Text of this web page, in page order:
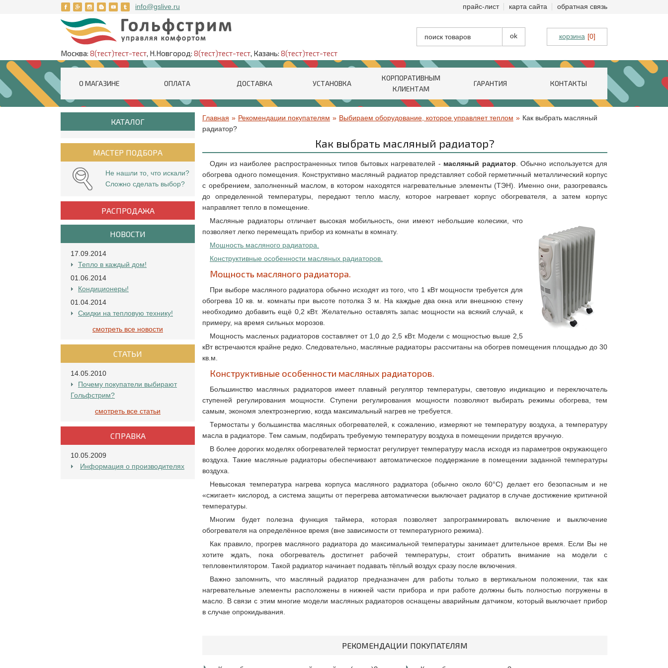
info@gslive.ru прайс-лист карта сайта обратная связь
Москва: 8(тест)тест-тест, Н.Новгород: 8(тест)тест-тест, Казань: 8(тест)тест-тест
корзина [0]
О МАГАЗИНЕ ОПЛАТА ДОСТАВКА УСТАНОВКА
КОРПОРАТИВНЫМ
КЛИЕНТАМ
ГАРАНТИЯ КОНТАКТЫ
КАТАЛОГ
МАСТЕР ПОДБОРА
Не нашли то, что искали?
Сложно сделать выбор?
РАСПРОДАЖА
НОВОСТИ
17.09.2014
Тепло в каждый дом!
01.06.2014
Кондиционеры!
01.04.2014
Скидки на тепловую технику!
смотреть все новости
СТАТЬИ
14.05.2010
Почему покупатели выбирают
Гольфстрим?
смотреть все статьи
СПРАВКА
10.05.2009
Информация о производителях
Главная » Рекомендации покупателям » Выбираем оборудование, которое управляет теплом » Как выбрать масляный
радиатор?
Как выбрать масляный радиатор?
Один из наиболее распространенных типов бытовых нагревателей - масляный радиатор . Обычно используется для
обогрева одного помещения. Конструктивно масляный радиатор представляет собой герметичный металлический корпус
с оребрением, заполненный маслом, в котором находятся нагревательные элементы (ТЭН). Именно они, разогреваясь
до определенной температуры, передают тепло маслу, которое нагревает корпус обогревателя, а затем корпус
направляет тепло в помещение.
Масляные радиаторы отличает высокая мобильность, они имеют небольшие колесики, что
позволяет легко перемещать прибор из комнаты в комнату.
Мощность масляного радиатора.
Конструктивные особенности масляных радиаторов.
Мощность масляного радиатора.
При выборе масляного радиатора обычно исходят из того, что 1 кВт мощности требуется для
обогрева 10 кв. м. комнаты при высоте потолка 3 м. На каждые два окна или внешнюю стену
необходимо добавить ещё 0,2 кВт. Желательно оставлять запас мощности на всякий случай, к
примеру, на время сильных морозов.
Мощность масленых радиаторов составляет от 1,0 до 2,5 кВт. Модели с мощностью выше 2,5
кВт встречаются крайне редко. Следовательно, масляные радиаторы рассчитаны на обогрев помещения площадью до 30
кв.м.
Конструктивные особенности масляных радиаторов.
Большинство масляных радиаторов имеет плавный регулятор температуры, световую индикацию и переключатель
ступеней регулирования мощности. Ступени регулирования мощности позволяют выбирать режимы обогрева, тем
самым, экономя электроэнергию, когда максимальный нагрев не требуется.
Термостаты у большинства масляных обогревателей, к сожалению, измеряют не температуру воздуха, а температуру
масла в радиаторе. Тем самым, подбирать требуемую температуру воздуха в помещении придется вручную.
В более дорогих моделях обогревателей термостат регулирует температуру масла исходя из параметров окружающего
воздуха. Такие масляные радиаторы обеспечивают автоматическое поддержание в помещении заданной температуры
воздуха.
Невысокая температура нагрева корпуса масляного радиатора (обычно около 60°С) делает его безопасным и не
«сжигает» кислород, а система защиты от перегрева автоматически выключает радиатор в случае достижение критичной
температуры.
Многим будет полезна функция таймера, которая позволяет запрограммировать включение и выключение
обогревателя на определённое время (вне зависимости от температурного режима).
Как правило, прогрев масляного радиатора до максимальной температуры занимает длительное время. Если Вы не
хотите ждать, пока обогреватель достигнет рабочей температуры, стоит обратить внимание на модели с
тепловентилятором. Такой радиатор начинает подавать тёплый воздух сразу после включения.
Важно запомнить, что масляный радиатор предназначен для работы только в вертикальном положении, так как
нагревательные элементы расположены в нижней части прибора и при работе должны быть полностью погружены в
масло. В связи с этим многие модели масляных радиаторов оснащены аварийным датчиком, который выключает прибор
в случае опрокидывания.
РЕКОМЕНДАЦИИ ПОКУПАТЕЛЯМ